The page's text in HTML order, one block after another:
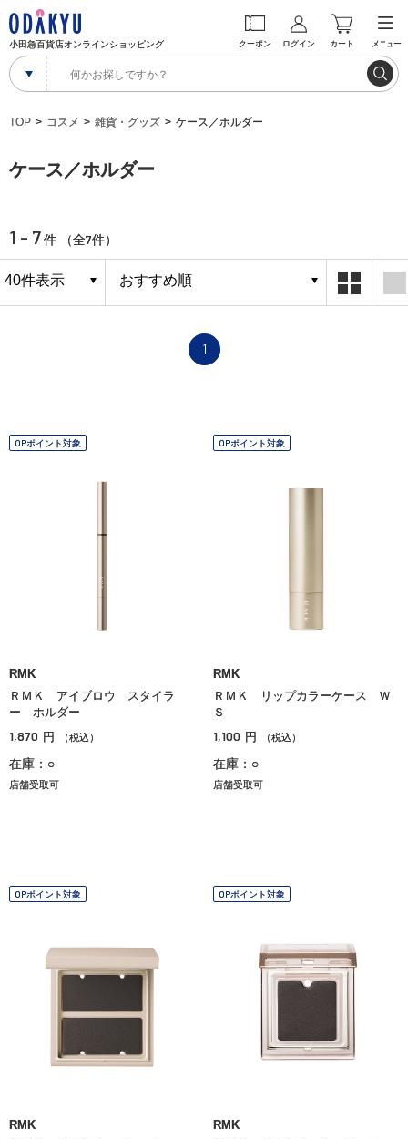
小田急百貨店オンラインショッピング クーポン ログイン カート メニュー
TOP コスメ 雑貨・グッズ ケース／ホルダー
ケース／ホルダー
1 - 7件 （全7件）
1
OPポイント対象
RMK
ＲＭＫ アイブロウ スタイラ
ー ホルダー
1,870 円 （税込）
在庫：○
店舗受取可
OPポイント対象
RMK
ＲＭＫ リップカラーケース Ｗ
Ｓ
1,100 円 （税込）
在庫：○
店舗受取可
OPポイント対象
RMK
OPポイント対象
RMK